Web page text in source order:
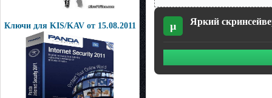
Ключи для KIS/KAV oт 15.08.2011 µ Яркий